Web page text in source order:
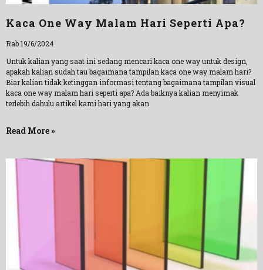
Kaca One Way Malam Hari Seperti Apa?
Rab 19/6/2024
Untuk kalian yang saat ini sedang mencari kaca one way untuk design,
apakah kalian sudah tau bagaimana tampilan kaca one way malam hari?
Biar kalian tidak ketinggan informasi tentang bagaimana tampilan visual
kaca one way malam hari seperti apa? Ada baiknya kalian menyimak
terlebih dahulu artikel kami hari yang akan
Read More »